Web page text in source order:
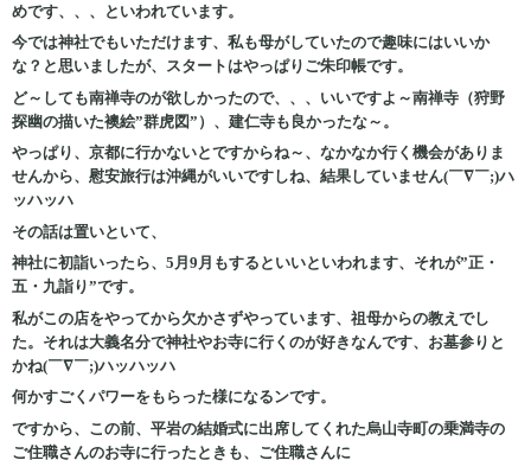
めです、、、といわれています。
今では神社でもいただけます、私も母がしていたので趣味にはいいか
な？と思いましたが、スタートはやっぱりご朱印帳です。
ど～しても南禅寺のが欲しかったので、、、いいですよ～南禅寺（狩野
探幽の描いた襖絵”群虎図”）、建仁寺も良かったな～。
やっぱり、京都に行かないとですからね～、なかなか行く機会がありま
せんから、慰安旅行は沖縄がいいですしね、結果していません(￣∇￣;)ハ
ッハッハ
その話は置いといて、
神社に初詣いったら、5月9月もするといいといわれます、それが”正・
五・九詣り”です。
私がこの店をやってから欠かさずやっています、祖母からの教えでし
た。それは大義名分で神社やお寺に行くのが好きなんです、お墓参りと
かね(￣∇￣;)ハッハッハ
何かすごくパワーをもらった様になるンです。
ですから、この前、平岩の結婚式に出席してくれた烏山寺町の乗満寺の
ご住職さんのお寺に行ったときも、ご住職さんに